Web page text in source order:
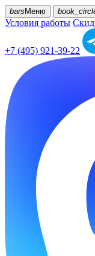
bars Меню
Условия работы
+7 (495) 921-39-22